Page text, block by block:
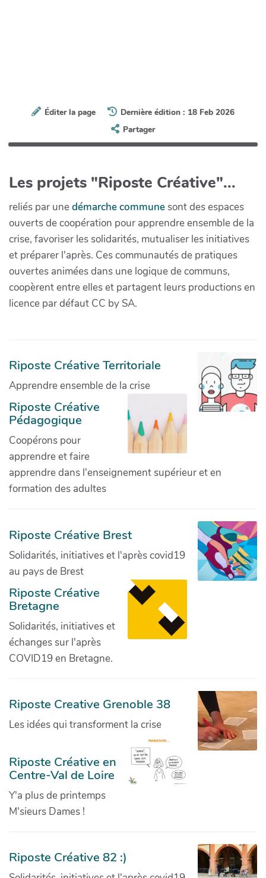
Éditer la page
Dernière édition : 18 Feb 2026
Partager
Les projets "Riposte Créative"...
reliés par unedémarche communesont des espaces
ouverts de coopération pour apprendre ensemble de la
crise, favoriser les solidarités, mutualiser les initiatives
et préparer l'après. Ces communautés de pratiques
ouvertes animées dans une logique de communs,
coopèrent entre elles et partagent leurs productions en
licence par défaut CC by SA.
Riposte Créative Territoriale
Apprendre ensemble de la crise
Riposte Créative
Pédagogique
Coopérons pour
apprendre et faire
apprendre dans l'enseignement supérieur et en
formation des adultes
Riposte Créative Brest
Solidarités, initiatives et l'après covid19
au pays de Brest
Riposte Créative
Bretagne
Solidarités, initiatives et
échanges sur l'après
COVID19 en Bretagne.
Riposte Creative Grenoble 38
Les idées qui transforment la crise
Riposte Créative en
Centre-Val de Loire
Y'a plus de printemps
M'sieurs Dames !
Riposte Créative 82 :)